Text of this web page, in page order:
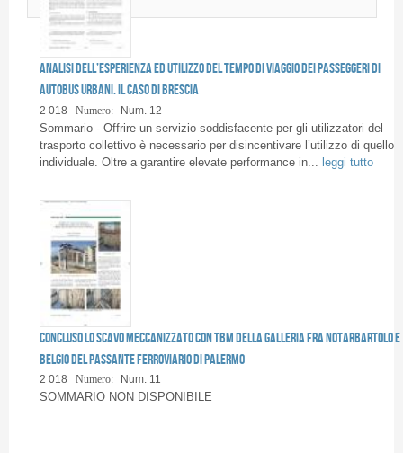
Analisi dell’esperienza ed utilizzo del tempo di viaggio dei passeggeri di
autobus urbani. Il caso di Brescia
2 018 Numero: Num. 12
Sommario - Offrire un servizio soddisfacente per gli utilizzatori del
trasporto collettivo è necessario per disincentivare l’utilizzo di quello
individuale. Oltre a garantire elevate performance in...
leggi tutto
Concluso lo scavo meccanizzato con TBM della galleria fra Notarbartolo e
Belgio del Passante Ferroviario di Palermo
2 018 Numero: Num. 11
SOMMARIO NON DISPONIBILE
Pagine